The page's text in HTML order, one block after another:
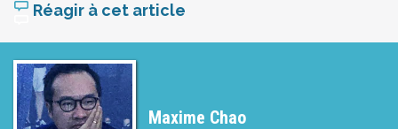
Réagir à cet article
Maxime Chao